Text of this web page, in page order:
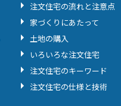
注文住宅の流れと注意点
家づくりにあたって
土地の購入
いろいろな注文住宅
注文住宅のキーワード
注文住宅の仕様と技術